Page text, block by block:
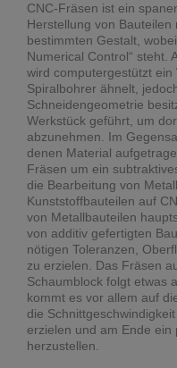
CNC-Fräsen ist ein
Herstellung von
bestimmten Gestalt,
Numerical Control“ steht.
wird computergestützt
Spiralbohrer ähnelt,
Schneidengeometrie
Werkstück geführt, um
abzunehmen. Im
denen Material
Fräsen um ein
die Bearbeitung von
Kunststoffbauteilen auf
von Metallbauteilen
von additiv gefertigten
nötigen Toleranzen,
zu erzielen. Das Fräsen
Schaumblock folgt etwas
kommt es vor allem auf
die
erzielen und am Ende ein
herzustellen.